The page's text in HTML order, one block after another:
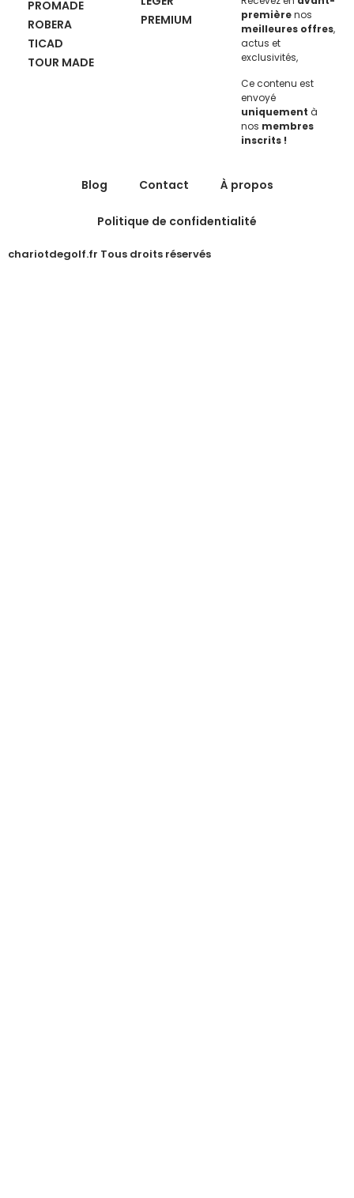
PROMADE
ROBERA
TICAD
TOUR MADE
PREMIUM
premièrenos
meilleures offres,
actus et
exclusivités,
Ce contenu est
envoyé
uniquement à
nos membres
inscrits !
chariotdegolf.fr Tous droits réservés
Blog Contact À propos
Politique de confidentialité